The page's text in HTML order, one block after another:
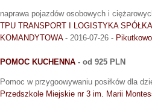
naprawa pojazdów osobowych i
TPU TRANSPORT I LOGISTYKA
KOMANDYTOWA- 2016-07-26 - Pikutkowo
POMOC KUCHENNA - od 925 PLN
Pomoc w przygoowywaniu posiłków dla
Przedszkole Miejskie nr 3 im. Marii